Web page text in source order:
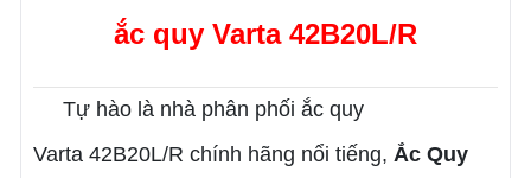
ắc quy Varta 42B20L/R
Tự hào là nhà phân phối ắc quy
Varta 42B20L/R chính hãng nổi tiếng, Ắc Quy